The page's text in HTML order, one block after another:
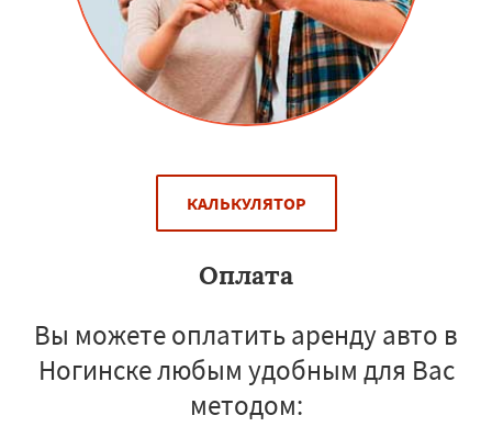
КАЛЬКУЛЯТОР
Оплата
Вы можете оплатить аренду авто в
Ногинске любым удобным для Вас
методом: